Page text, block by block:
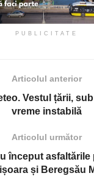
PUBLICITATE
Articolul anterior
Vestul țării,
vreme instabilă
Articolul următor
început asfaltările
și Beregsău